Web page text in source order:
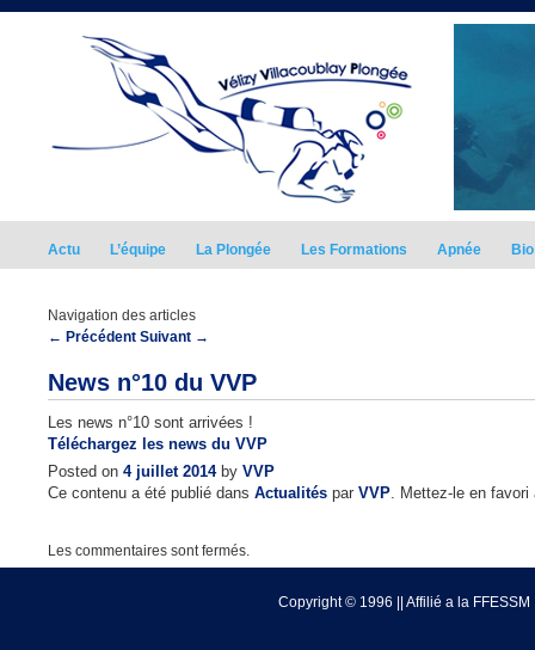
Actu L’équipe La Plongée Les Formations Apnée Bio
Navigation des articles
← Précédent Suivant →
News n°10 du VVP
Les news n°10 sont arrivées !
Téléchargez les news du VVP
Posted on 4 juillet 2014 by VVP
Ce contenu a été publié dans Actualités par VVP. Mettez-le en
Les commentaires sont fermés.
Copyright © 1996 || Affilié a la